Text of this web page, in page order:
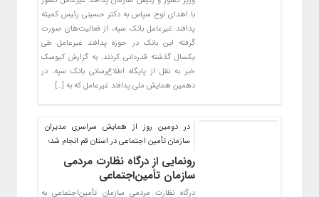
با اهدای لوح سپاس به دکتر حسینی رئیس کمیته
پدافند غیرعامل بانک سپه، از فعالیت‌های صورت
گرفته این بانک در حوزه پدافند غیرعامل طی
یکسال گذشته قدردانی کردند. به گزارش کیوسک
خبر به نقل از پایگاه اطلاع‌رسانی بانک سپه، در
دهمین همایش ملی پدافند غیرعامل که به […]
در دومین روز از همایش سراسری مدیران
سازمان تأمین اجتماعی در استان قم انجام شد؛
رونمایی از درگاه نظارت مردمی
سازمان تأمین‌اجتماعی
درگاه نظارت مردمی سازمان تأمین‌اجتماعی به